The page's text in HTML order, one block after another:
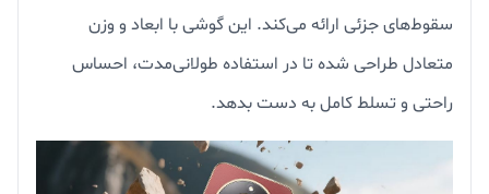
سقوط‌های جزئی ارائه می‌کند. این گوشی با ابعاد و وزن
متعادل طراحی شده تا در استفاده طولانی‌مدت، احساس
راحتی و تسلط کامل به دست بدهد.